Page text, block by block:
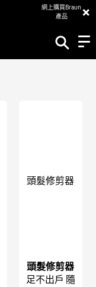
網上購買Braun
產品
×
頭髮修剪器
頭髮修剪器
足不出戶 隨